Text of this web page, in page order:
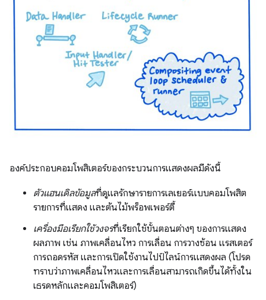
องค์ประกอบคอมโพสิเตอร์ของกระบวนการแสดงผลมีดังนี้
ตัวแฮนเดิลข้อมูลที่ดูแลรักษารายการเลเยอร์แบบคอมโพสิต
รายการที่แสดง และต้นไม้พร็อพเพอร์ตี้
เครื่องมือเรียกใช้วงจรที่เรียกใช้ขั้นตอนต่างๆ ของการแสดง
ผลภาพ เช่น ภาพเคลื่อนไหว การเลื่อน การวางซ้อน แรสเตอร์
การถอดรหัส และการเปิดใช้งานไปป์ไลน์การแสดงผล (โปรด
ทราบว่าภาพเคลื่อนไหวและการเลื่อนสามารถเกิดขึ้นได้ทั้งใน
เธรดหลักและคอมโพสิเตอร์)